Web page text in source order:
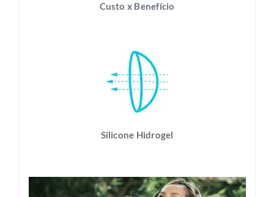
Custo x Benefício
Silicone Hidrogel